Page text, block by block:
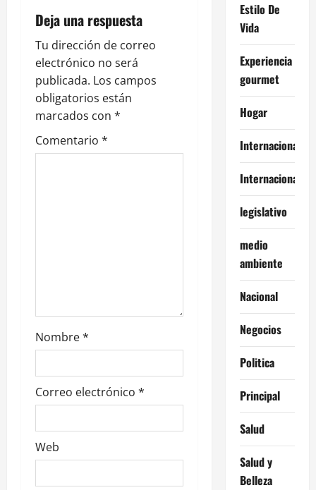
c
i
ó
n
d
a
d
a
s
Deja una respuesta
Tu dirección de correo
electrónico no será
publicada. Los campos
obligatorios están
marcados con *
Comentario *
Nombre*
Correo electrónico *
Web
Estilo De
Vida
Experiencia
gourmet
Hogar
Internacional
Internacionales
legislativo
medio
ambiente
Nacional
Negocios
Politica
Principal
Salud
Salud y
Belleza